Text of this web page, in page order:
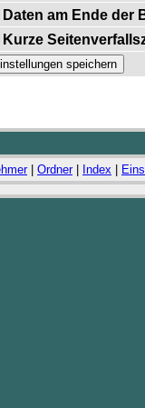
Daten am Ende der
Kurze
| Ordner| Index